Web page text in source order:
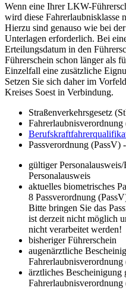
Wenn eine Ihrer LKW-
wird diese Fahrerlaubnisklasse
Hierzu sind genauso wie bei
Unterlagen erforderlich. Bei
Erteilungsdatum in den
Führerschein schon länger als
Einzelfall eine zusätzliche
Setzen Sie sich daher im
Kreises Soest in Verbindung.
Straßenverkehrsgesetz
Passverordnung (PassV)
gültiger
Personalausweis
aktuelles biometrisches
8 Passverordnung
Bitte bringen Sie das
ist derzeit nicht möglich
nicht verarbeitet werden!
bisheriger Führerschein
augenärztliche
ärztliches Bescheinigung